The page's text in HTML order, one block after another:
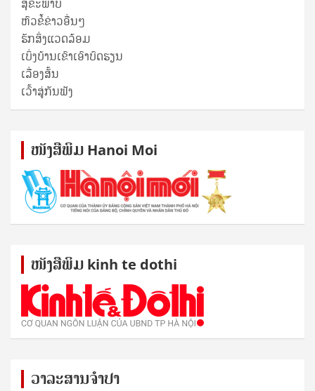
ສຸ​ຂະ​ພາບ
ຫົວຂໍ້ຂ່າວອື່ນໆ
ຮັກສິ່ງແວດລ້ອມ
ເບິ່ງບ້ານເຂົາເອົາບົດຮຽນ
ເລື່ອງສັ້ນ
ເວົ້າສູ່ກັນຟັງ
ໜັງ​ສື​ພິມ Hanoi Moi
ໜັງ​ສື​ພິມ kinh te dothi
ວາລະສານຈຳປາ